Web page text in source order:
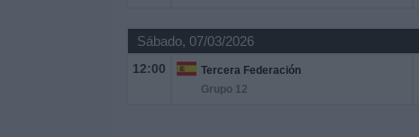
Sábado, 07/03/2026
12:00
Tercera Federación
Grupo 12